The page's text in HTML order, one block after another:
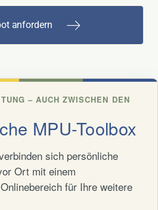
anfordern
– AUCH ZWISCHEN DEN
MPU-Toolbox
sich persönliche
Ort mit einem
für Ihre weitere